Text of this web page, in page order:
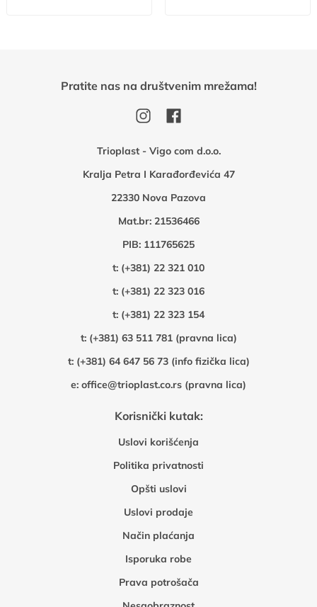
Trioplast - Vigo com d.o.o.
Kralja Petra I Karađorđevića 47
22330 Nova Pazova
Mat.br: 21536466
PIB: 111765625
t: (+381) 22 321 010
t: (+381) 22 323 016
t: (+381) 22 323 154
t: (+381) 63 511 781 (pravna lica)
t: (+381) 64 647 56 73 (info fizička lica)
e: office@trioplast.co.rs (pravna lica)
Korisnički kutak:
Uslovi korišćenja
Politika privatnosti
Opšti uslovi
Uslovi prodaje
Način plaćanja
Isporuka robe
Prava potrošača
Pratite nas na društvenim mrežama!